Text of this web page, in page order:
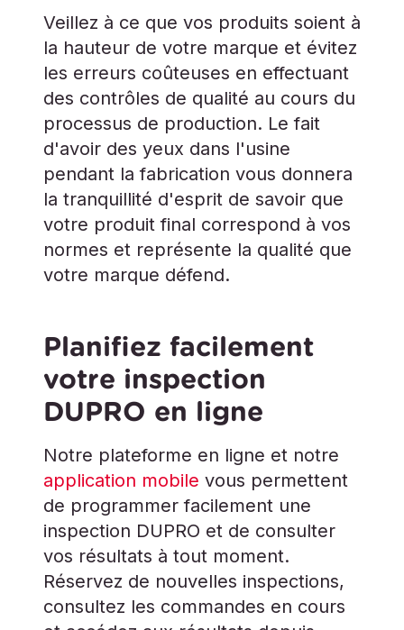
Veillez à ce que vos produits soient à
la hauteur de votre marque et évitez
les erreurs coûteuses en effectuant
des contrôles de qualité au cours du
processus de production. Le fait
d'avoir des yeux dans l'usine
pendant la fabrication vous donnera
la tranquillité d'esprit de savoir que
votre produit final correspond à vos
normes et représente la qualité que
votre marque défend.
Planifiez facilement
votre inspection
DUPRO en ligne
Notre plateforme en ligne et notre
application mobile vous permettent
de programmer facilement une
inspection DUPRO et de consulter
vos résultats à tout moment.
Réservez de nouvelles inspections,
consultez les commandes en cours